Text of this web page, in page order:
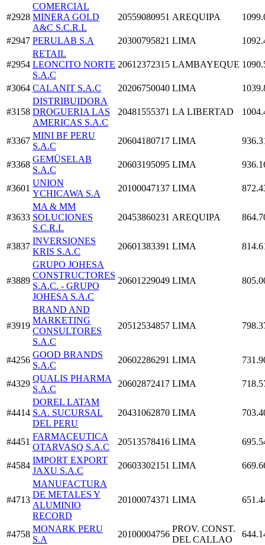
#2928
COMERCIAL
MINERA GOLD
A&C S.C.R.L
20559080951 AREQUIPA
#2947 PERULAB S.A 20300795821 LIMA
#2954
RETAIL
LEONCITO NORTE
S.A.C
20612372315 LAMBAYEQUE
#3064 CALANIT S.A.C 20206750040 LIMA
#3158
DISTRIBUIDORA
DROGUERIA LAS
AMERICAS S.A.C
20481555371 LA LIBERTAD
#3367
MINI BF PERU
S.A.C
20604180717 LIMA
#3368
GEMÜSELAB
S.A.C
20603195095 LIMA
#3601
UNION
YCHICAWA S.A
20100047137 LIMA
#3633
MA & MM
SOLUCIONES
S.C.R.L
20453860231 AREQUIPA
#3837
INVERSIONES
KRIS S.A.C
20601383391 LIMA
#3889
GRUPO JOHESA
CONSTRUCTORES
S.A.C. - GRUPO
JOHESA S.A.C
20601229049 LIMA
#3919
BRAND AND
MARKETING
CONSULTORES
S.A.C
20512534857 LIMA
#4256
GOOD BRANDS
S.A.C
20602286291 LIMA
#4329
QUALIS PHARMA
S.A.C
20602872417 LIMA
#4414
DOREL LATAM
S.A. SUCURSAL
DEL PERU
20431062870 LIMA
#4451
FARMACEUTICA
OTARVASQ S.A.C
20513578416 LIMA
#4584
IMPORT EXPORT
JAXU S.A.C
20603302151 LIMA
#4713
MANUFACTURA
DE METALES Y
ALUMINIO
RECORD
20100074371 LIMA
#4758
MONARK PERU
S.A
20100004756
PROV. CONST.
DEL CALLAO